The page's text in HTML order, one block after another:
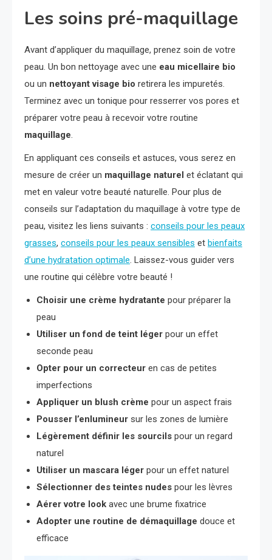
Les soins pré-maquillage
Avant d’appliquer du maquillage, prenez soin de votre
peau. Un bon nettoyage avec une eau micellaire bio
ou un nettoyant visage bio retirera les impuretés.
Terminez avec un tonique pour resserrer vos pores et
préparer votre peau à recevoir votre routine
maquillage
En appliquant ces conseils et astuces, vous serez en
mesure de créer un maquillage naturel et éclatant qui
met en valeur votre beauté naturelle. Pour plus de
conseils sur l’adaptation du maquillage à votre type de
peau, visitez les liens suivants : conseils pour les peaux
grasses, conseils pour les peaux sensibles et bienfaits
d’une hydratation optimale . Laissez-vous guider vers
une routine qui célèbre votre beauté !
Choisir une crème hydratante pour préparer la
peau
Utiliser un fond de teint léger pour un effet
seconde peau
Opter pour un correcteur en cas de petites
imperfections
Appliquer un blush crème pour un aspect frais
Pousser l’enlumineur sur les zones de lumière
Légèrement définir les sourcils pour un regard
naturel
Utiliser un mascara léger pour un effet naturel
Sélectionner des teintes nudes pour les lèvres
Aérer votre look avec une brume fixatrice
Adopter une routine de démaquillage douce et
efficace